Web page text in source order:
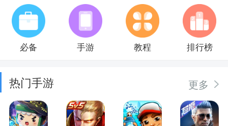
必备 手游 教程 排行榜
热门手游 更多